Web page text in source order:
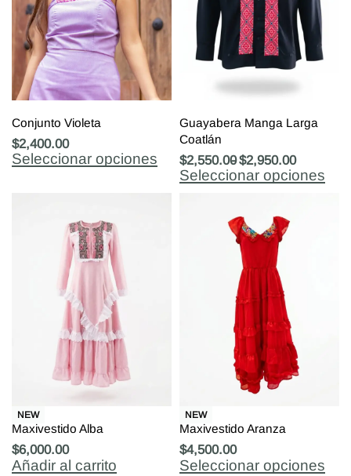
Conjunto Violeta
$2,400.00
Seleccionar opciones
Guayabera Manga Larga
Coatlán
$2,550.00$2,950.00
Seleccionar opciones
NEW
Maxivestido Alba
$6,000.00
Añadir al carrito
NEW
Maxivestido Aranza
$4,500.00
Seleccionar opciones